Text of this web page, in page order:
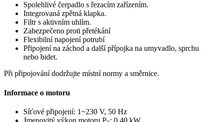
Spolehlivé čerpadlo s řezacím zařízením.
Integrovaná zpětná klapka.
Filtr s aktivním uhlím.
Zabezpečeno proti přetékání
Flexibilní napojení potrubí
Připojení na záchod a další přípojka na umyvadlo, sprchu
nebo bidet.
Při připojování dodržujte místní normy a směrnice.
Informace o motoru
Síťové připojení: 1~230 V, 50 Hz
Jmenovitý výkon motoru P : 0.40 kW